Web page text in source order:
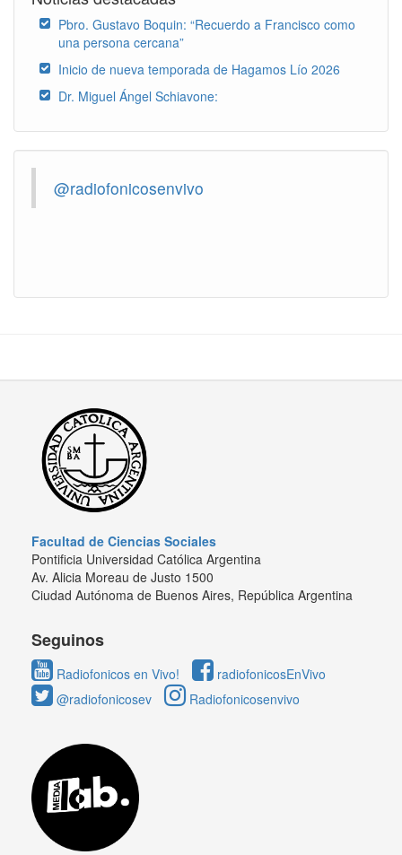
Pbro. Gustavo Boquin: “Recuerdo a Francisco como
una persona cercana”
Inicio de nueva temporada de Hagamos Lío 2026
Dr. Miguel Ángel Schiavone:
@radiofonicosenvivo
Facultad de Ciencias Sociales
Pontificia Universidad Católica Argentina
Av. Alicia Moreau de Justo 1500
Ciudad Autónoma de Buenos Aires, República Argentina
Seguinos
Radiofonicos en Vivo!
radiofonicosEnVivo
@radiofonicosev
Radiofonicosenvivo